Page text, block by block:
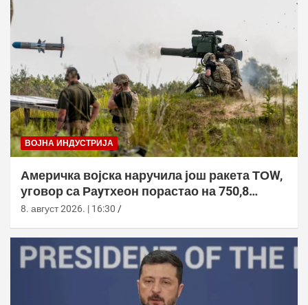
ВОЈНА ИНДУСТРИЈА
Америчка војска наручила још ракета ТОW,
уговор са Раyтхеон порастао на 750,8
милиона долара
8. август 2026. | 16:30